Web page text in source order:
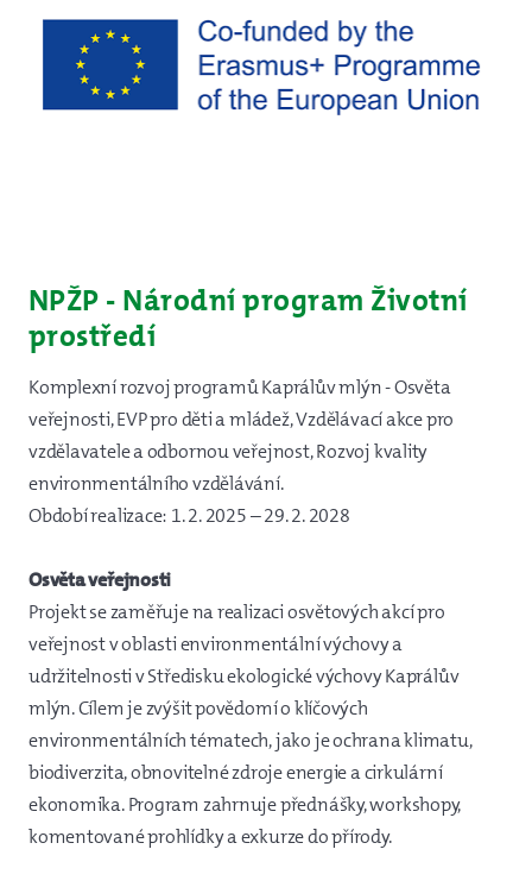
NPŽP - Národní program Životní
prostředí
Komplexní rozvoj programů Kaprálův mlýn - Osvěta
veřejnosti, EVP pro děti a mládež, Vzdělávací akce pro
vzdělavatele a odbornou veřejnost, Rozvoj kvality
environmentálního vzdělávání.
Období realizace: 1. 2. 2025 – 29. 2. 2028
Osvěta veřejnosti
Projekt se zaměřuje na realizaci osvětových akcí pro
veřejnost v oblasti environmentální výchovy a
udržitelnosti v Středisku ekologické výchovy Kaprálův
mlýn. Cílem je zvýšit povědomí o klíčových
environmentálních tématech, jako je ochrana klimatu,
biodiverzita, obnovitelné zdroje energie a cirkulární
ekonomika. Program zahrnuje přednášky, workshopy,
komentované prohlídky a exkurze do přírody.